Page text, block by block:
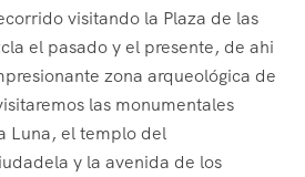
visitando la Plaza de las
el pasado y el presente, de ahi
zona arqueológica de
las monumentales
Luna, el templo del
y la avenida de los